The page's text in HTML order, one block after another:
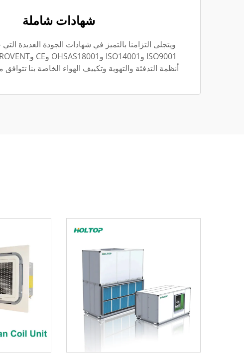
شهادات شاملة
ويتجلى التزامنا بالتميز في شهادات الجودة العديدة التي
أنظمة التدفئة والتهوية وتكييف الهواء الخاصة بنا تتوافق